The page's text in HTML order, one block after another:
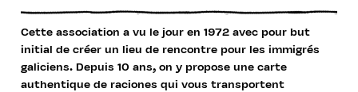
Cette association a vu le jour en 1972 avec pour but
initial de créer un lieu de rencontre pour les immigrés
galiciens. Depuis 10 ans, on y propose une carte
authentique de raciones qui vous transportent